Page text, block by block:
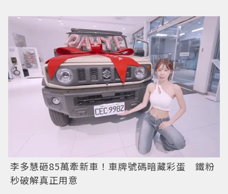
李多慧砸85萬牽新車！車牌號碼暗藏彩蛋 鐵粉
秒破解真正用意